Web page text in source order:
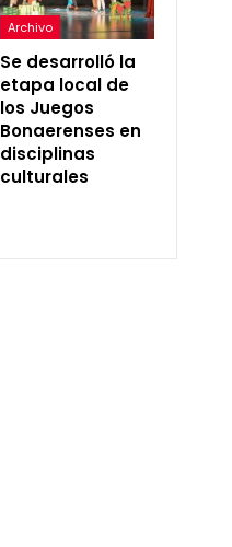
Archivo
Se desarrolló la
etapa local de
los Juegos
Bonaerenses en
disciplinas
culturales